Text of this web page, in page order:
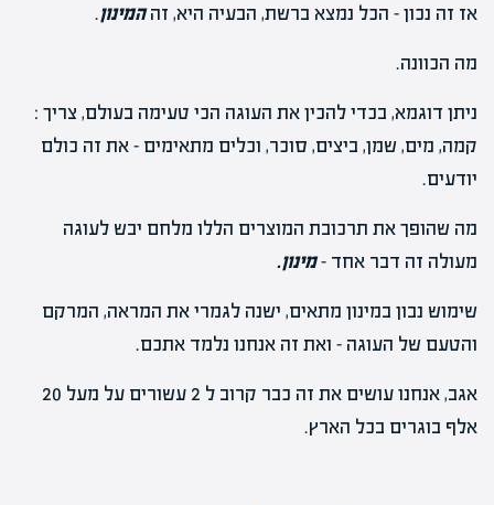
אז זה נכון – הכל נמצא ברשת, הבעיה היא, זההמינון.
מה הכוונה.
ניתן דוגמא, בכדי להכין את העוגה הכי טעימה בעולם, צריך :
קמה, מים, שמן, ביצים, סוכר, וכלים מתאימים – את זה כולם
יודעים.
מה שהופך את תרכובת המוצרים הללו מלחם יבש לעוגה
מעולה זה דבר אחד –מינון.
שימוש נבון במינון מתאים, ישנה לגמרי את המראה, המרקם
והטעם של העוגה – ואת זה אנחנו נלמד אתכם.
אגב, אנחנו עושים את זה כבר קרוב ל 2 עשורים על מעל 20
אלף בוגרים בכל הארץ.